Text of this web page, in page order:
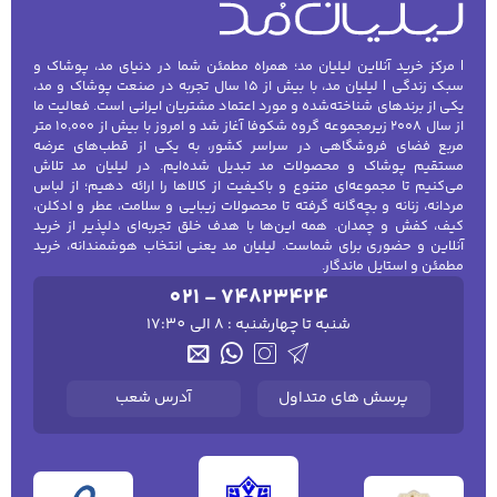
| مرکز خرید آنلاین لیلیان مد؛ همراه مطمئن شما در دنیای مد، پوشاک و
سبک زندگی | لیلیان مد، با بیش از ۱۵ سال تجربه در صنعت پوشاک و مد،
یکی از برندهای شناخته‌شده و مورد اعتماد مشتریان ایرانی است. فعالیت ما
از سال ۲۰۰۸ زیرمجموعه گروه شکوفا آغاز شد و امروز با بیش از ۱۰٬۰۰۰ متر
مربع فضای فروشگاهی در سراسر کشور، به یکی از قطب‌های عرضه
مستقیم پوشاک و محصولات مد تبدیل شده‌ایم. در لیلیان مد تلاش
می‌کنیم تا مجموعه‌ای متنوع و باکیفیت از کالاها را ارائه دهیم؛ از لباس
مردانه، زنانه و بچه‌گانه گرفته تا محصولات زیبایی و سلامت، عطر و ادکلن،
کیف، کفش و چمدان. همه این‌ها با هدف خلق تجربه‌ای دلپذیر از خرید
آنلاین و حضوری برای شماست. لیلیان مد یعنی انتخاب هوشمندانه، خرید
مطمئن و استایل ماندگار.
021 - 74823424
شنبه تا چهارشنبه : 8 الی 17:30
پرسش های متداول آدرس شعب